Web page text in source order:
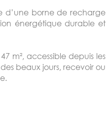
d’une borne de recharge
énergétique durable et
m², accessible depuis les
beaux jours, recevoir ou